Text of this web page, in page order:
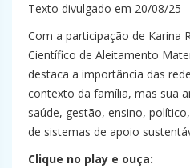
Texto divulgado em 20/08/25
Com a participação de Karina
Científico de Aleitamento
destaca a importância das
contexto da família, mas sua
saúde, gestão, ensino,
de sistemas de apoio
Clique no play e ouça: